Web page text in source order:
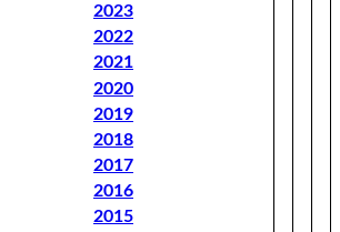
2023
2022
2021
2020
2019
2018
2017
2016
2015